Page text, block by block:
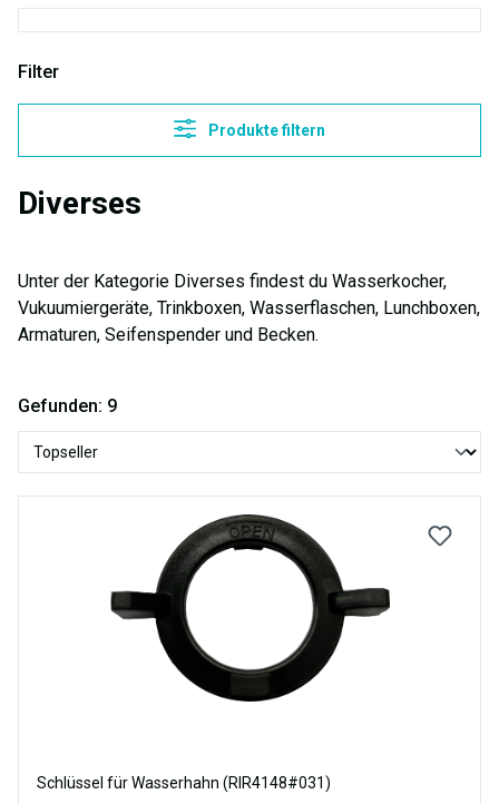
Filter
Produkte filtern
Diverses
Unter der Kategorie Diverses findest du Wasserkocher,
Vukuumiergeräte, Trinkboxen, Wasserflaschen, Lunchboxen,
Armaturen, Seifenspender und Becken.
Gefunden: 9
Schlüssel für Wasserhahn (RIR4148#031)